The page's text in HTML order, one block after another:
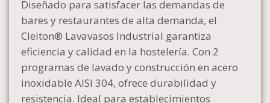
Diseñado para satisfacer las demandas de
bares y restaurantes de alta demanda, el
Cleiton® Lavavasos Industrial garantiza
eficiencia y calidad en la hostelería. Con 2
programas de lavado y construcción en acero
inoxidable AISI 304, ofrece durabilidad y
resistencia. Ideal para establecimientos